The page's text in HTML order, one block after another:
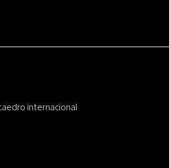
internacional